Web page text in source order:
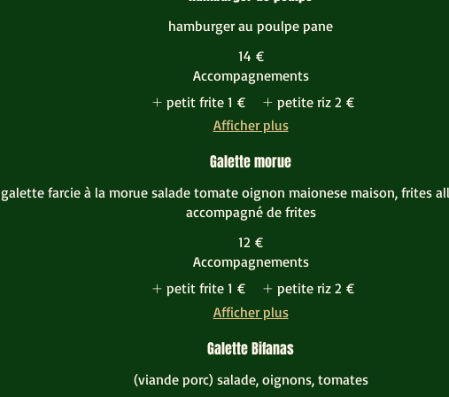
hamburger au poulpe pane
14 €
Accompagnements
petit frite 1 € petite riz 2 €
Afficher plus
Galette morue
galette farcie à la morue salade tomate oignon maionese maison, frites
accompagné de frites
12 €
Accompagnements
petit frite 1 € petite riz 2 €
Afficher plus
Galette Bifanas
(viande porc) salade, oignons, tomates